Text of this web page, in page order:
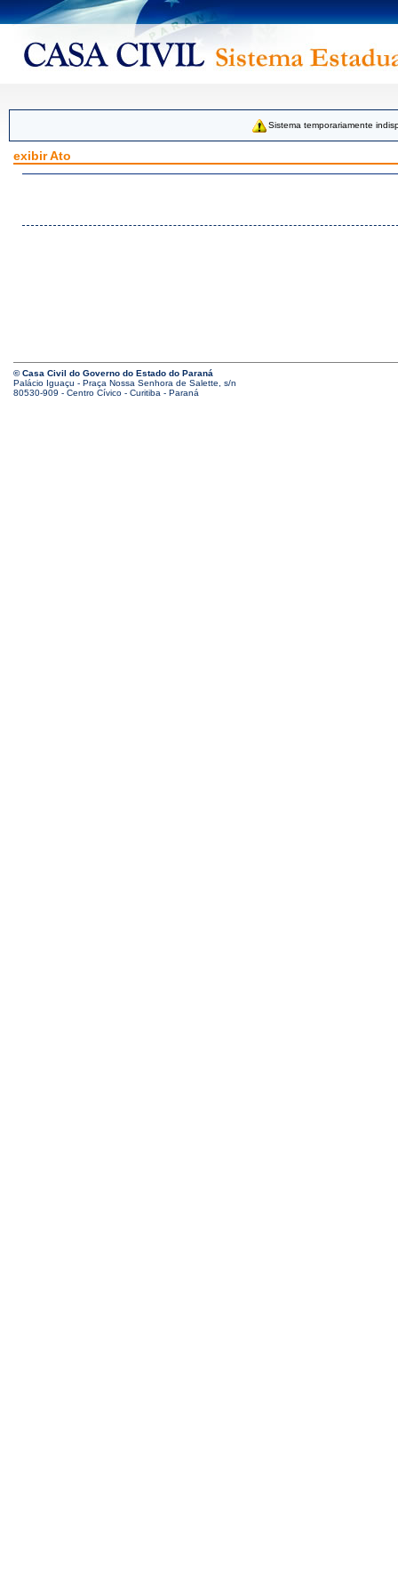
Sistema temporariamente
exibir Ato
© Casa Civil do Governo do Estado do Paraná
Palácio Iguaçu - Praça Nossa Senhora de Salette, s/n
80530-909 - Centro Cívico - Curitiba - Paraná